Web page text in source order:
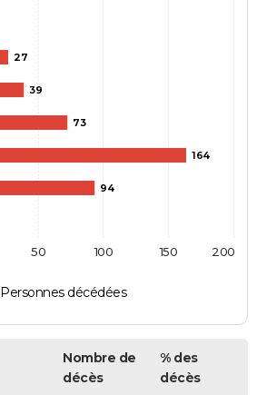
27
39
73
164
94
Personnes décédées
50 100 150 200
Nombre de
décès
% des
décès